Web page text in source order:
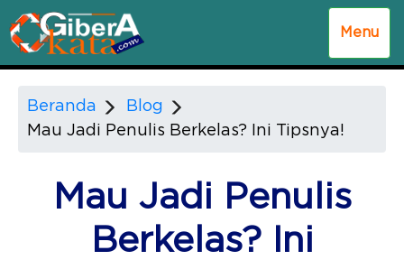
Menu
Beranda
Blog
Mau Jadi Penulis Berkelas? Ini Tipsnya!
Mau Jadi Penulis
Berkelas? Ini